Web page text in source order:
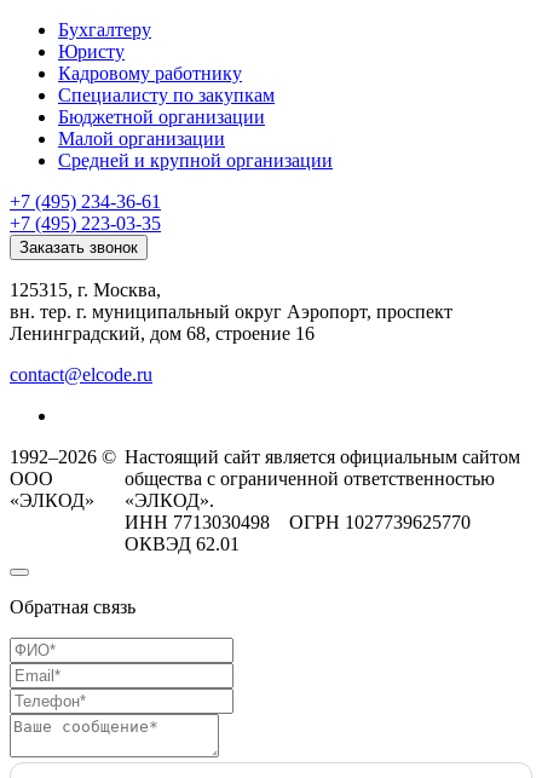
Бухгалтеру
Юристу
Кадровому работнику
Специалисту по закупкам
Бюджетной организации
Малой организации
Средней и крупной организации
+7 (495) 234-36-61
+7 (495) 223-03-35
Заказать звонок
125315, г. Москва,
вн. тер. г. муниципальный округ Аэропорт, проспект
Ленинградский, дом 68, строение 16
contact@elcode.ru
1992–2026 ©
ООО
«ЭЛКОД»
Настоящий сайт является официальным сайтом
общества с ограниченной ответственностью
«ЭЛКОД».
ИНН 7713030498 ОГРН 1027739625770
ОКВЭД 62.01
Обратная связь